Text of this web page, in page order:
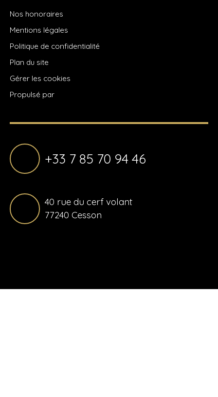
Nos honoraires
Mentions légales
Politique de confidentialité
Plan du site
Gérer les cookies
Propulsé par
+33 7 85 70 94 46
40 rue du cerf volant
77240 Cesson